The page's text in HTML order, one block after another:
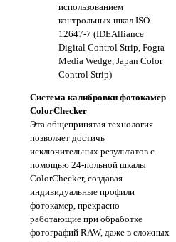
использованием
контрольных шкал ISO
12647-7 (IDEAlliance
Digital Control Strip, Fogra
Media Wedge, Japan Color
Control Strip)
Система калибровки фотокамер
ColorChecker
Эта общепринятая технология
позволяет достичь
исключительных результатов с
помощью 24-польной шкалы
ColorChecker, создавая
индивидуальные профили
фотокамер, прекрасно
работающие при обработке
фотографий RAW, даже в сложных